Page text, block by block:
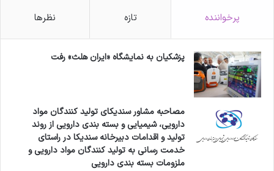
پرخواننده تازه نظرها
پزشکیان به نمایشگاه «ایران هلث» رفت
مصاحبه مشاور سندیکای تولید کنندگان مواد
دارویی، شیمیایی و بسته بندی دارویی از روند
تولید و اقدامات دبیرخانه سندیکا در راستای
خدمت رسانی به تولید کنندگان مواد دارویی و
ملزومات بسته بندی دارویی